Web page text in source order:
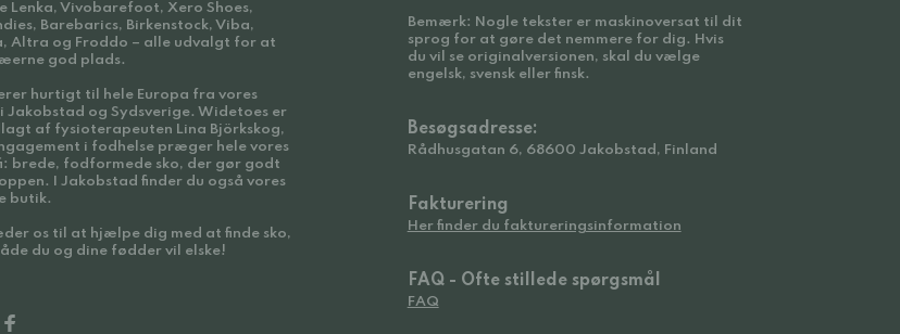
Lenka, Vivobarefoot, Xero Shoes,
Barebarics, Birkenstock, Viba,
Altra og Froddo – alle udvalgt for at
god plads.
hurtigt til hele Europa fra vores
i Jakobstad og Sydsverige. Widetoes er
af fysioterapeuten Lina Björkskog,
i fodhelse præger hele vores
brede, fodformede sko, der gør godt
I Jakobstad finder du også vores
butik.
os til at hjælpe dig med at finde sko,
du og dine fødder vil elske!
Bemærk: Nogle tekster er maskinoversat til dit
sprog for at gøre det nemmere for dig. Hvis
du vil se originalversionen, skal du vælge
engelsk, svensk eller finsk.
Besøgsadresse:
Rådhusgatan 6, 68600 Jakobstad, Finland
Fakturering
Her finder du faktureringsinformation
FAQ - Ofte stillede spørgsmål
FAQ